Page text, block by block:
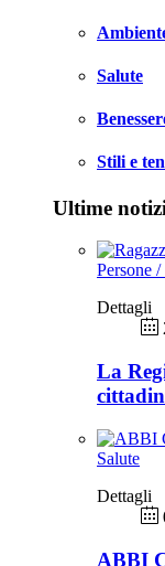
Salute
Stili e
Ultime
Persone /
Dettagli
La
Salute
Dettagli
ABBI